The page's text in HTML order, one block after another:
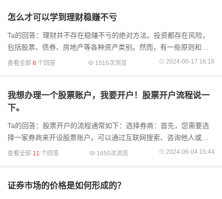
怎么才可以学到理财稳赚不亏
Ta的回答：理财并不存在稳赚不亏的绝对方法。投资都存在风险，
包括股票、债券、房地产等各种资产类别。然而，有一些原则和策
略可以帮助你降低风险并提高投资回报：多元化投资：将资金分散
查看全部 8 个回答 1516次浏览 2024-06-17 16:16
我想办理一个股票账户，我要开户！股票开户流程说一
下。
Ta的回答：股票开户的流程通常如下：选择券商：首先，您需要选
择一家券商来开设股票账户。可以通过互联网搜索、咨询他人或参
考评价来选择适合您需求的券商。准备材料：在准备开户材料之
查看全部 11 个回答 1650次浏览 2024-06-04 15:44
证券市场的价格是如何形成的？